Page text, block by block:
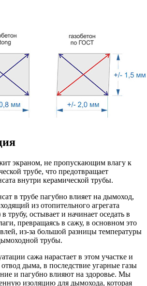
экраном, не пропускающим влагу к
трубе, что предотвращает
внутри керамической трубы.
в трубе пагубно влияет на дымоход,
из отопительного агрегата
трубу, остывает и начинает оседать в
превращаясь в сажу, в основном это
из-за большой разницы температуры
трубы.
сажа нарастает в этом участке и
отвод дыма, в последствие угарные газы
и пагубно влияют на здоровье. Мы
изоляцию для дымохода, которая